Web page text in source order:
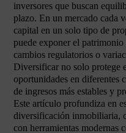
inversores que buscan
plazo. En un mercado cada
capital en un solo tipo de
puede exponer el
cambios regulatorios o
Diversificar no solo protege
oportunidades en diferentes
de ingresos más estables y
Este artículo profundiza en
diversificación inmobiliaria,
con herramientas